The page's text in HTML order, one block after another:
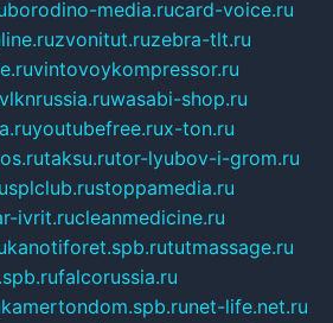
borodino-media.rucard-voice.ru
zvonitut.ruzebra-tlt.ru
vintovoykompressor.ru
vlknrussia.ruwasabi-shop.ru
youtubefree.rux-ton.ru
taksu.rutor-lyubov-i-grom.ru
splclub.rustoppamedia.ru
ivrit.rucleanmedicine.ru
kanotiforet.spb.rututmassage.ru
falcorussia.ru
kamertondom.spb.runet-life.net.ru